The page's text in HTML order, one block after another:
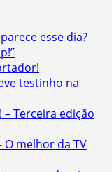
esse dia?
testinho na
Terceira edição
O melhor da TV